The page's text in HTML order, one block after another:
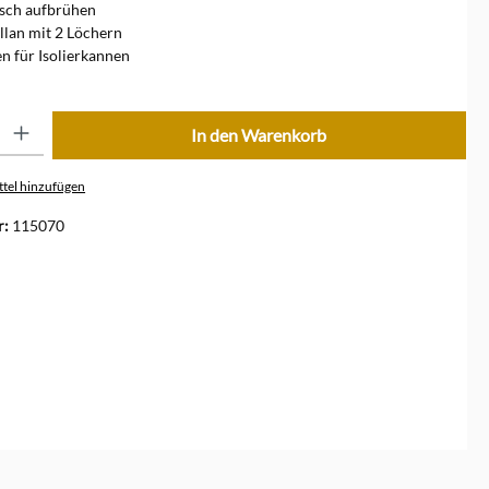
aufbrühen
mit 2 Löchern
für Isolierkannen
In den Warenkorb
hinzufügen
115070